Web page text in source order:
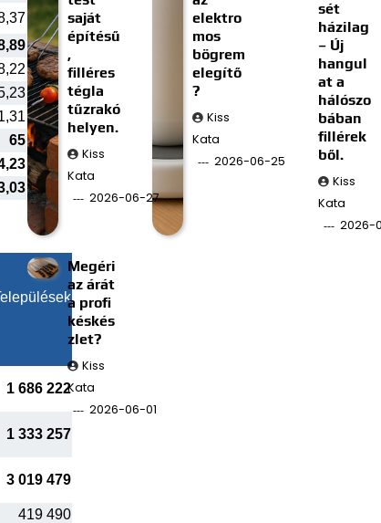
65
1 686 222
1 333 257
3 019 479
419 490
saját
építésű
,
filléres
tégla
tűzrakó
helyen.
Kiss
Kata
2026-06-27
elektro
mos
bögrem
elegítő
?
Kiss
Kata
2026-06-25
sét
házilag
– Új
hangul
at a
hálószo
bában
fillérek
ből.
Kiss
Kata
2026-
Megéri
az árát
a profi
késkés
zlet?
Kiss
Kata
2026-06-01